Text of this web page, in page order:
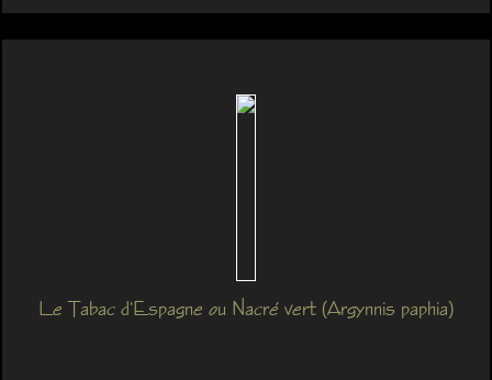
Le Tabac d'Espagne ou Nacré vert (Argynnis paphia)